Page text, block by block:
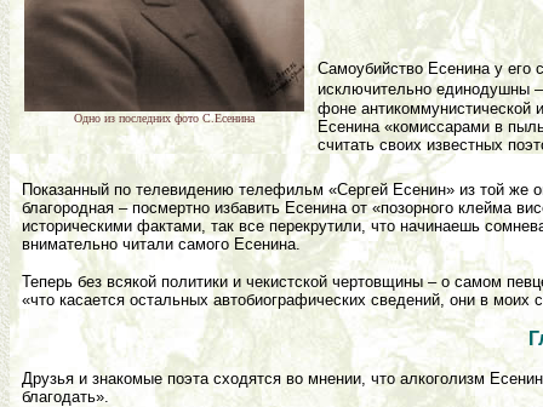
Одно из последних фото С.Есенина
Самоубийство Есенина у его
исключительно единодушны
фоне антикоммунистической
Есенина «комиссарами в
считать своих известных
Показанный по телевидению телефильм «Сергей Есенин» из той
благородная – посмертно избавить Есенина от «позорного клейма
историческими фактами, так все перекрутили, что начинаешь
внимательно читали самого Есенина.
Теперь без всякой политики и чекистской чертовщины – о самом
«что касается остальных автобиографических сведений, они в моих
Друзья и знакомые поэта сходятся во мнении, что алкоголизм
благодать».